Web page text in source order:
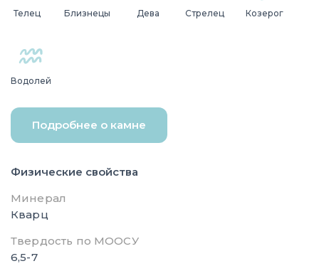
Телец Близнецы Дева Стрелец Козерог
Водолей
Подробнее о камне
Физические свойства
Минерал
Кварц
Твердость по МООСУ
6,5-7